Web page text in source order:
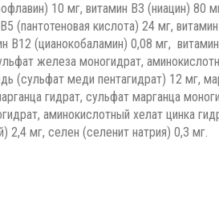
10 мг, витамин В3 (ниацин) 80
(пантотеновая кислота) 24 мг,
В12 (цианокобаламин) 0,08 мг,
железа моногидрат,
(сульфат меди пентагидрат) 12 мг,
гидрат, сульфат марганца
аминокислотный хелат цинка
2,4 мг, селен (селенит натрия) 0,3 мг.